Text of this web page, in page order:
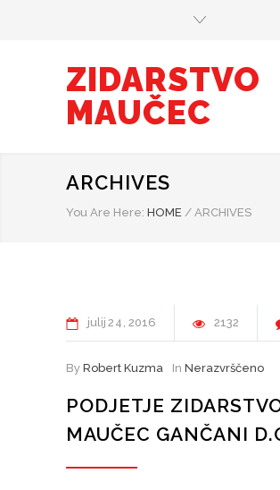
ZIDARSTVO
MAUČEC
ARCHIVES
You Are Here: HOME / ARCHIVES
julij 24 2016 2132
By Robert Kuzma In Nerazvrščeno
PODJETJE
MAUČEC GANČANI